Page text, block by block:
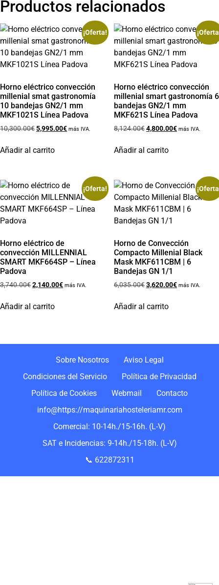
Productos relacionados
¡Oferta!
Horno eléctrico convección
millenial smat gastronomía
10 bandejas GN2/1 mm
MKF1021S Línea Padova
10,300.00€5,995.00€ más IVA.
Añadir al carrito
Horno eléctrico convección
millenial smart gastronomía 6
bandejas GN2/1 mm
MKF621S Línea Padova
8,124.00€4,800.00€ más IVA.
Añadir al carrito
¡Oferta!
Horno eléctrico de
convección MILLENNIAL
SMART MKF664SP – Línea
Padova
3,740.00€2,140.00€ más IVA.
Añadir al carrito
Horno de Convección
Compacto Millenial Black
Mask MKF611CBM | 6
Bandejas GN 1/1
6,035.00€3,620.00€ más IVA.
Añadir al carrito
Sobre Nosotros
Aviso Legal
Condiciones del Servicio
Política de Privacidad
Política de Cookies
Webmail
Contacto
info@https://maquinariahosteleriamr.com
Comercial: 10-14h./15-16h. (L-V)
SAT e Incidencias: 9-14h./15-18h. (L-V)
📞 622872311